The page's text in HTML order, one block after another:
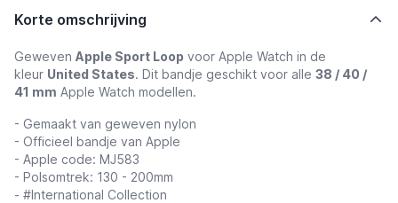
Korte omschrijving
Geweven Apple Sport Loop voor Apple Watch in de
kleur United States. Dit bandje geschikt voor alle 38 / 40 /
41 mm Apple Watch modellen.
- Gemaakt van geweven nylon
- Officieel bandje van Apple
- Apple code: MJ583
- Polsomtrek: 130 - 200mm
- #International Collection